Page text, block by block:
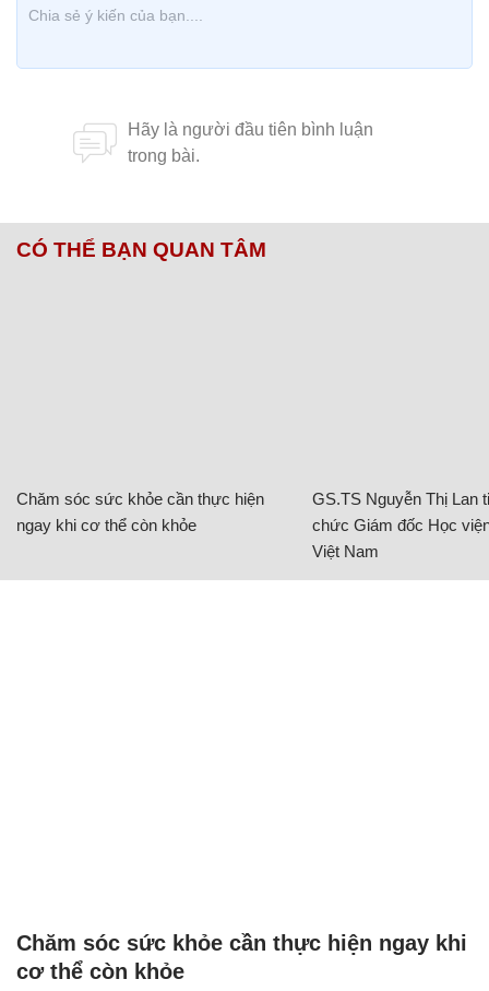
CÓ THỂ BẠN QUAN TÂM
Chăm sóc sức khỏe cần thực hiện
ngay khi cơ thể còn khỏe
GS.TS Nguyễn Thị Lan
chức Giám đốc Học
Việt Nam
Chăm sóc sức khỏe cần thực hiện ngay khi
cơ thể còn khỏe